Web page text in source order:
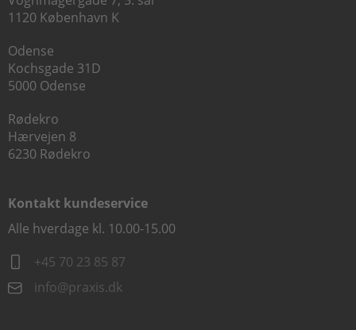
1120 København K
Odense
Kochsgade 31D
5000 Odense
Rødekro
Hærvejen 8
6230 Rødekro
Kontakt kundeservice
Alle hverdage kl. 10.00-15.00
+45 70 23 85 87
info@praxis.dk